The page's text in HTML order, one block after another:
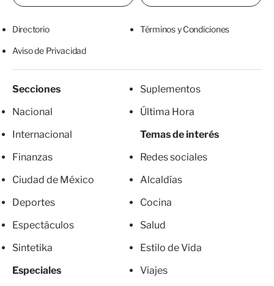
Directorio Términos y Condiciones
Aviso de Privacidad
Secciones
Nacional
Internacional
Finanzas
Ciudad de México
Deportes
Espectáculos
Sintetika
Especiales
Suplementos
Última Hora
Temas de interés
Redes sociales
Alcaldías
Cocina
Salud
Estilo de Vida
Viajes